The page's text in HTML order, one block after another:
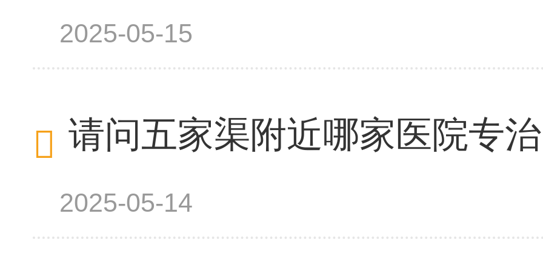
2025-05-15
请问五家渠附近哪家医院专
2025-05-14